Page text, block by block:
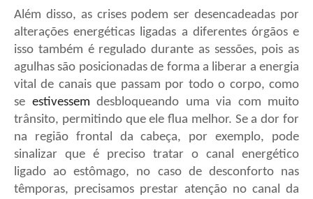
Além disso, as crises podem ser desencadeadas por
alterações energéticas ligadas a diferentes órgãos e
isso também é regulado durante as sessões, pois as
agulhas são posicionadas de forma a liberar a energia
vital de canais que passam por todo o corpo, como
se estivessem desbloqueando uma via com muito
trânsito, permitindo que ele flua melhor. Se a dor for
na região frontal da cabeça, por exemplo, pode
sinalizar que é preciso tratar o canal energético
ligado ao estômago, no caso de desconforto nas
têmporas, precisamos prestar atenção no canal da